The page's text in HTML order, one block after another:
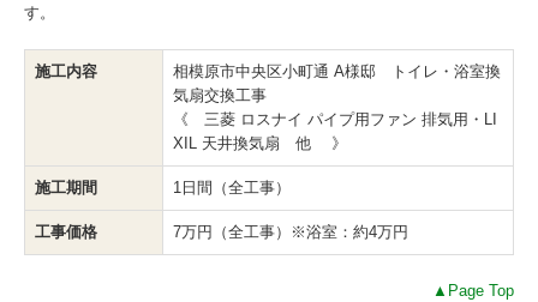
す。
施工内容
相模原市中央区小町通 A様邸 トイレ・浴室換
気扇交換工事
《 三菱 ロスナイ パイプ用ファン 排気用・LI
XIL 天井換気扇 他 》
施工期間 1日間（全工事）
工事価格 7万円（全工事）※浴室：約4万円
▲Page Top